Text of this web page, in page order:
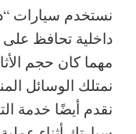
نستخدم سيارات
داخلية تحافظ على
مهما كان حجم
نمتلك الوسائل
نقدم أيضًا خدمة